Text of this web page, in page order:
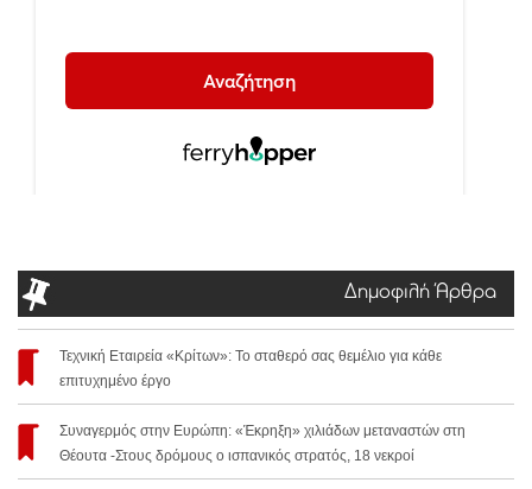
Δημοφιλή Άρθρα
Τεχνική Εταιρεία «Κρίτων»: Το σταθερό σας θεμέλιο για κάθε
επιτυχημένο έργο
Συναγερμός στην Ευρώπη: «Έκρηξη» χιλιάδων μεταναστών στη
Θέουτα -Στους δρόμους ο ισπανικός στρατός, 18 νεκροί